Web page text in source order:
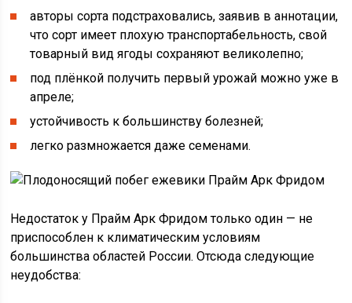
авторы сорта подстраховались, заявив в аннотации,
что сорт имеет плохую транспортабельность, свой
товарный вид ягоды сохраняют великолепно;
под плёнкой получить первый урожай можно уже в
апреле;
устойчивость к большинству болезней;
легко размножается даже семенами.
Недостаток у Прайм Арк Фридом только один — не
приспособлен к климатическим условиям
большинства областей России. Отсюда следующие
неудобства: